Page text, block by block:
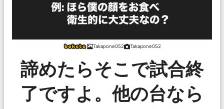
Takapone052 Takapone052
諦めたらそこで試合終
了ですよ。他の台なら